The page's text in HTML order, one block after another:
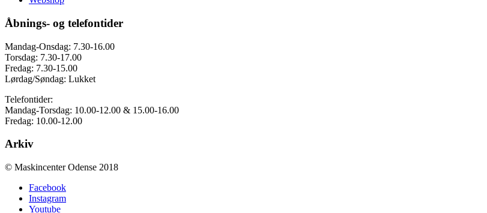
Åbnings- og telefontider
Mandag-Onsdag: 7.30-16.00
Torsdag: 7.30-17.00
Fredag: 7.30-15.00
Lørdag/Søndag: Lukket
Telefontider:
Mandag-Torsdag: 10.00-12.00 & 15.00-16.00
Fredag: 10.00-12.00
Arkiv
© Maskincenter Odense 2018
Facebook
Instagram
Youtube